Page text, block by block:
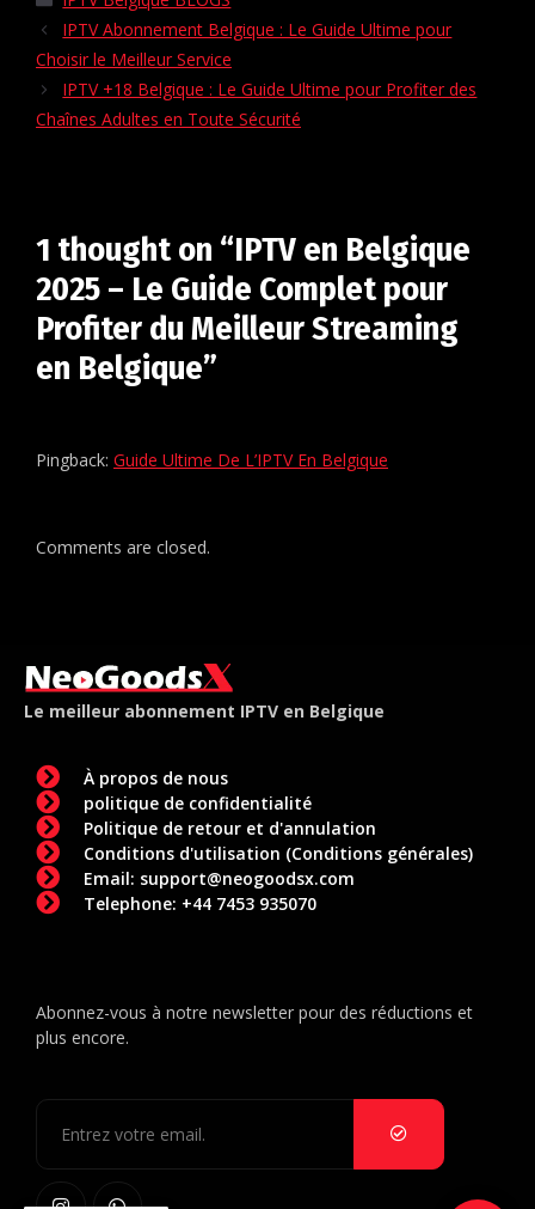
IPTV Abonnement Belgique : Le Guide Ultime pour
Choisir le Meilleur Service
IPTV +18 Belgique : Le Guide Ultime pour Profiter des
Chaînes Adultes en Toute Sécurité
1 thought on “IPTV en Belgique
2025 – Le Guide Complet pour
Profiter du Meilleur Streaming
en Belgique”
Pingback: Guide Ultime De L’IPTV En Belgique
Comments are closed.
Le meilleur abonnement IPTV en Belgique
À propos de nous
politique de confidentialité
Politique de retour et d'annulation
Conditions d'utilisation (Conditions générales)
Email: support@neogoodsx.com
Telephone: ‪+44 7453 935070
Abonnez-vous à notre newsletter pour des réductions et
plus encore.